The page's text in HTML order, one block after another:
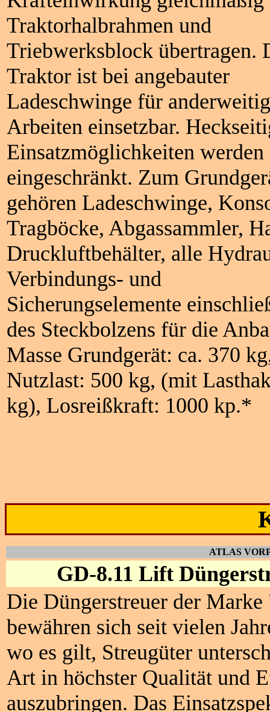
Traktorhalbrahmen und
Triebwerksblock übertragen.
Traktor ist bei angebauter
Ladeschwinge für
Arbeiten einsetzbar.
Einsatzmöglichkeiten
eingeschränkt. Zum
gehören Ladeschwinge,
Tragböcke, Abgassammler,
Druckluftbehälter, alle
Verbindungs- und
Sicherungselemente
des Steckbolzens für die
Masse Grundgerät: ca. 370
Nutzlast: 500 kg, (mit
kg), Losreißkraft: 1000 kp.*
ATLAS
GD-8.11 Lift
Die Düngerstreuer der
bewähren sich seit vielen
wo es gilt, Streugüter
Art in höchster Qualität und
auszubringen. Das